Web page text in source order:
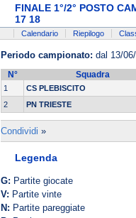
FINALE 1°/2° POSTO
17 18
Calendario Riepilogo
Periodo campionato: dal 13/
N° Squadra
1
CS PLEBISCITO
2
PN TRIESTE
Condividi »
Legenda
G: Partite giocate
V: Partite vinte
N: Partite pareggiate